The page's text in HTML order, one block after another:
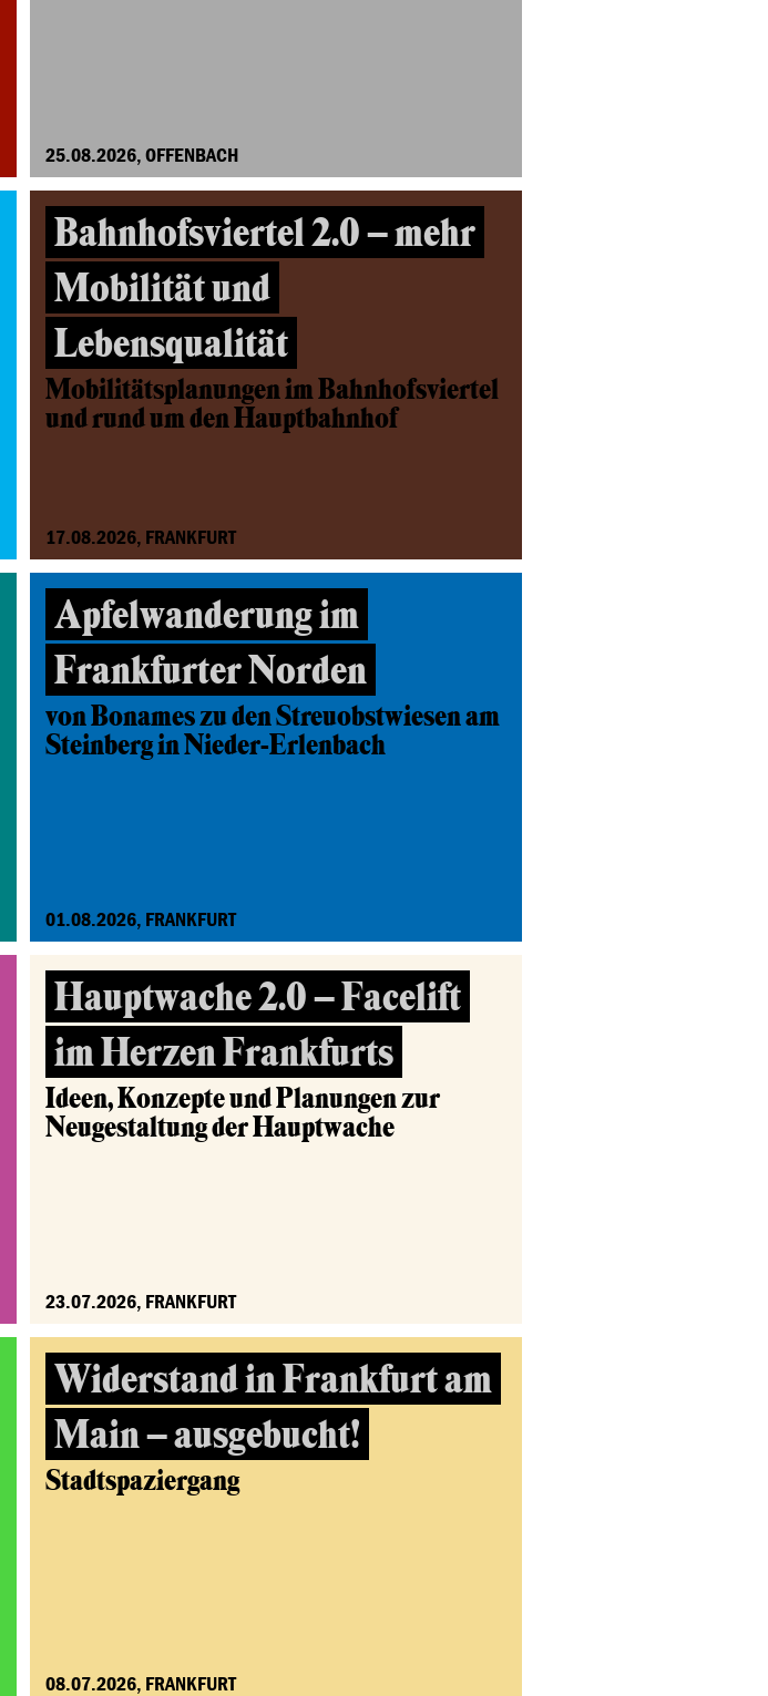
25.08.2026, OFFENBACH
Bahnhofsviertel 2.0 – mehr
Mobilität und
Lebensqualität
Mobilitätsplanungen im Bahnhofsviertel
und rund um den Hauptbahnhof
17.08.2026, FRANKFURT
Apfelwanderung im
Frankfurter Norden
von Bonames zu den Streuobstwiesen am
Steinberg in Nieder-Erlenbach
01.08.2026, FRANKFURT
Hauptwache 2.0 – Facelift
im Herzen Frankfurts
Ideen, Konzepte und Planungen zur
Neugestaltung der Hauptwache
23.07.2026, FRANKFURT
Widerstand in Frankfurt am
Main – ausgebucht!
Stadtspaziergang
08.07.2026, FRANKFURT